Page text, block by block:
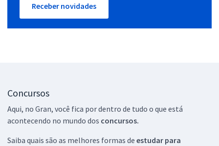
Receber novidades
Concursos
Aqui, no Gran, você fica por dentro de tudo o que está
acontecendo no mundo dos concursos.
Saiba quais são as melhores formas de estudar para